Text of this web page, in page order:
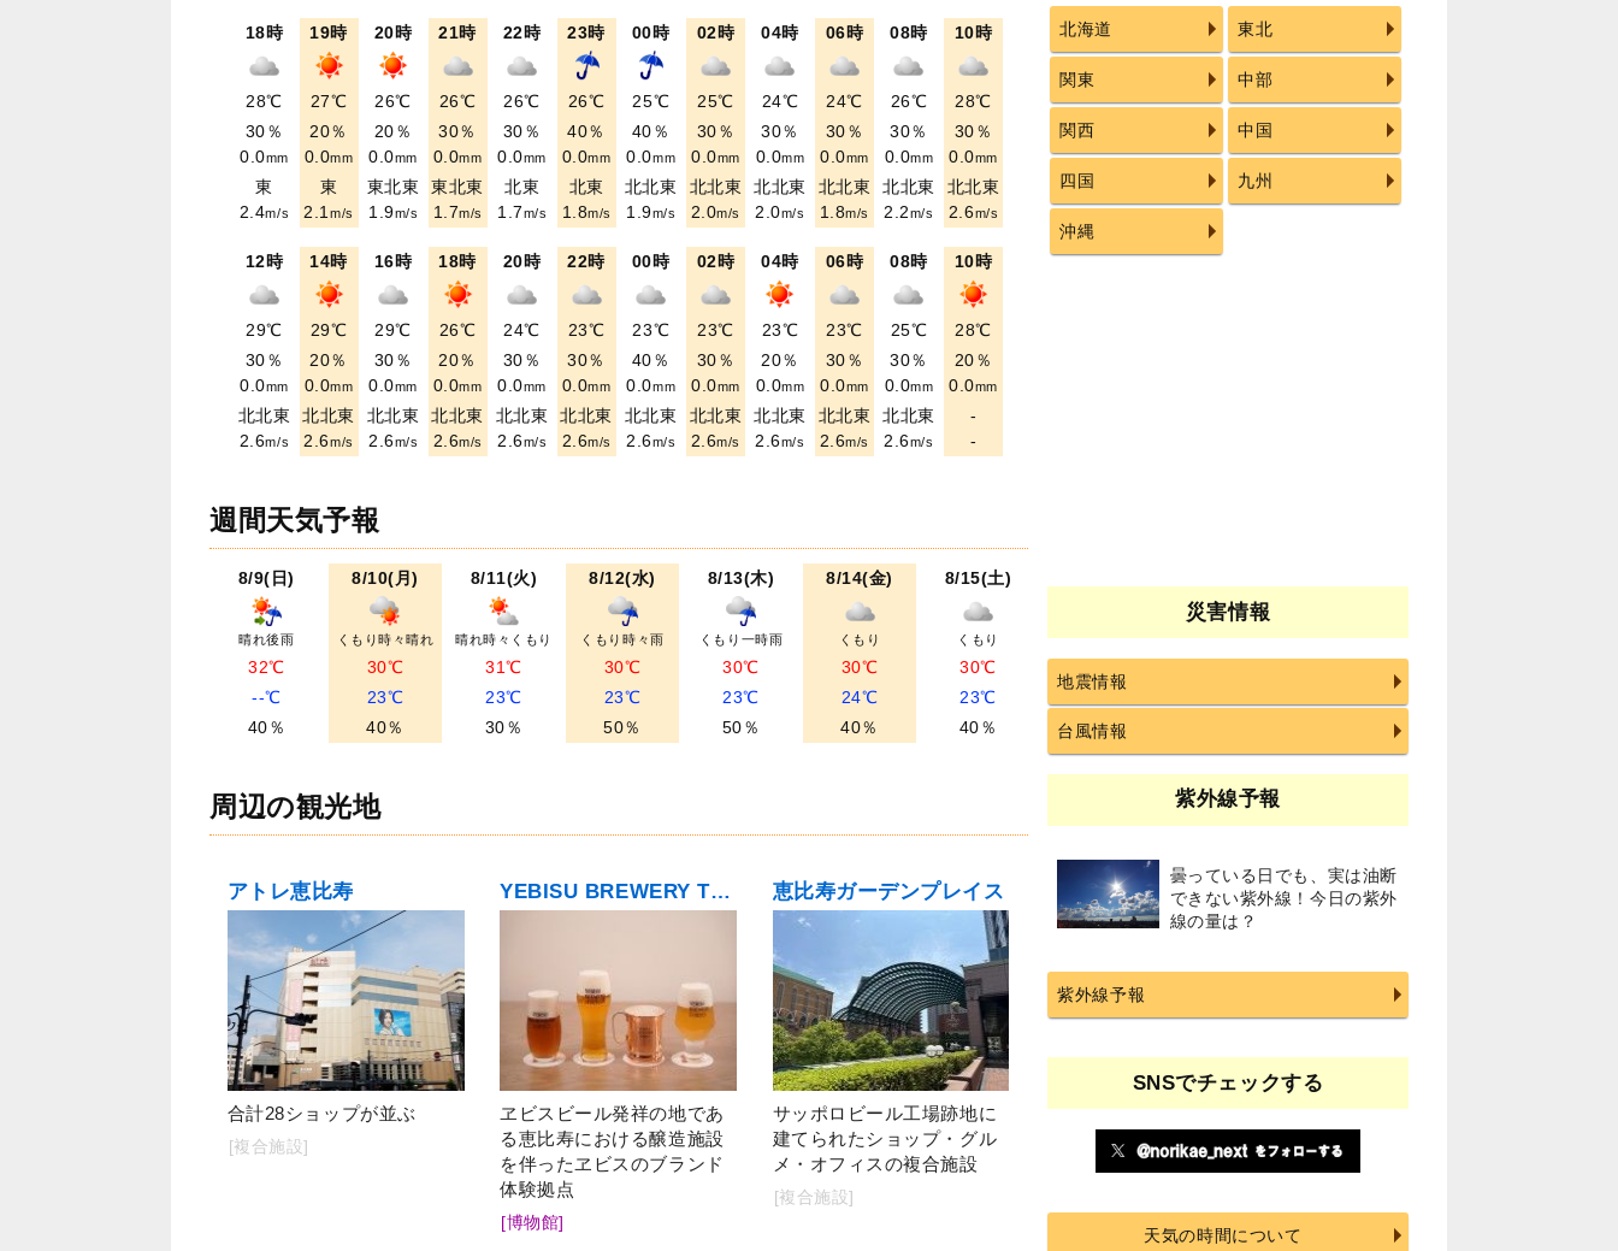
18時
28℃
30％
0.0mm
東
2.4m/s
19時
27℃
20％
0.0mm
東
2.1m/s
20時
26℃
20％
0.0mm
東北東
1.9m/s
21時
26℃
30％
0.0mm
東北東
1.7m/s
22時
26℃
30％
0.0mm
北東
1.7m/s
23時
26℃
40％
0.0mm
北東
1.8m/s
00時
25℃
40％
0.0mm
北北東
1.9m/s
02時
25℃
30％
0.0mm
北北東
2.0m/s
04時
24℃
30％
0.0mm
北北東
2.0m/s
06時
24℃
30％
0.0mm
北北東
1.8m/s
08時
26℃
30％
0.0mm
北北東
2.2m/s
10時
28℃
30％
0.0mm
北北東
2.6m/s
12時
29℃
30％
0.0mm
北北東
2.6m/s
14時
29℃
20％
0.0mm
北北東
2.6m/s
16時
29℃
30％
0.0mm
北北東
2.6m/s
18時
26℃
20％
0.0mm
北北東
2.6m/s
20時
24℃
30％
0.0mm
北北東
2.6m/s
22時
23℃
30％
0.0mm
北北東
2.6m/s
00時
23℃
40％
0.0mm
北北東
2.6m/s
02時
23℃
30％
0.0mm
北北東
2.6m/s
04時
23℃
20％
0.0mm
北北東
2.6m/s
06時
23℃
30％
0.0mm
北北東
2.6m/s
08時
25℃
30％
0.0mm
北北東
2.6m/s
10時
28℃
20％
0.0mm
-
-
週間天気予報
8/9(日)
晴れ後雨
32℃
--℃
40％
8/10(月)
くもり時々晴れ
30℃
23℃
40％
8/11(火)
晴れ時々くもり
31℃
23℃
30％
8/12(水)
くもり時々雨
30℃
23℃
50％
8/13(木)
くもり一時雨
30℃
23℃
50％
8/14(金)
くもり
30℃
24℃
40％
8/15(土)
くもり
30℃
23℃
40％
周辺の観光地
アトレ恵比寿
合計28ショップが並ぶ
[複合施設]
YEBISU BREWERY TOKYO（ヱビス ブルワリー トウキョウ）
ヱビスビール発祥の地であ
る恵比寿における醸造施設
を伴ったヱビスのブランド
体験拠点
[博物館]
恵比寿ガーデンプレイス
サッポロビール工場跡地に
建てられたショップ・グル
メ・オフィスの複合施設
[複合施設]
北海道 東北
関東 中部
関西 中国
四国 九州
沖縄
災害情報
地震情報
台風情報
紫外線予報
曇っている日でも、実は油断
できない紫外線！今日の紫外
線の量は？
紫外線予報
SNSでチェックする
天気の時間について